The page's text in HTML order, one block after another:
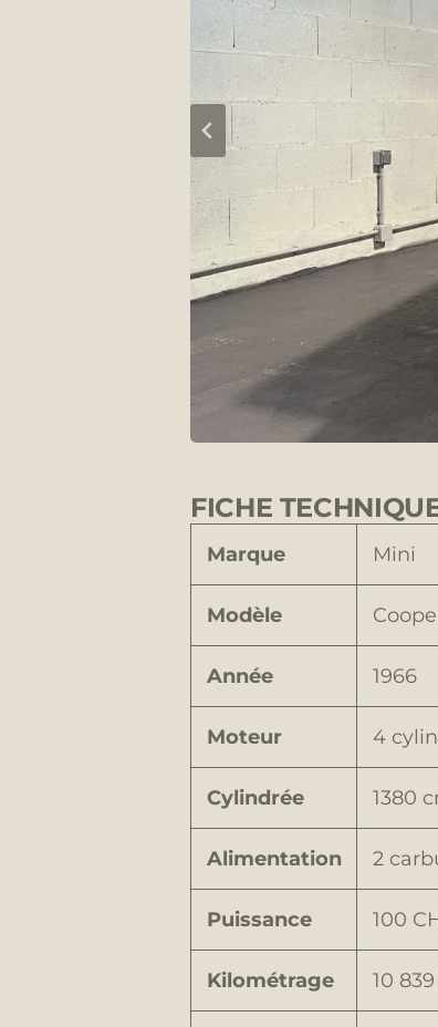
FICHE
Marque Mini
Modèle
Année 1966
Moteur 4
Cylindrée 1380
Alimentation 2
Puissance 100
Kilométrage 10